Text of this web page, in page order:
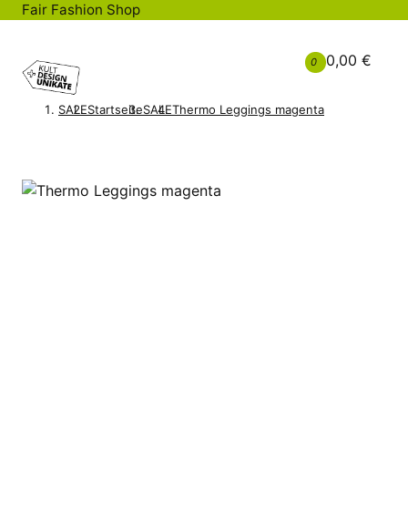
Fair Fashion Shop
0 0,00 €
SALEStartseiteSALEThermo Leggings magenta